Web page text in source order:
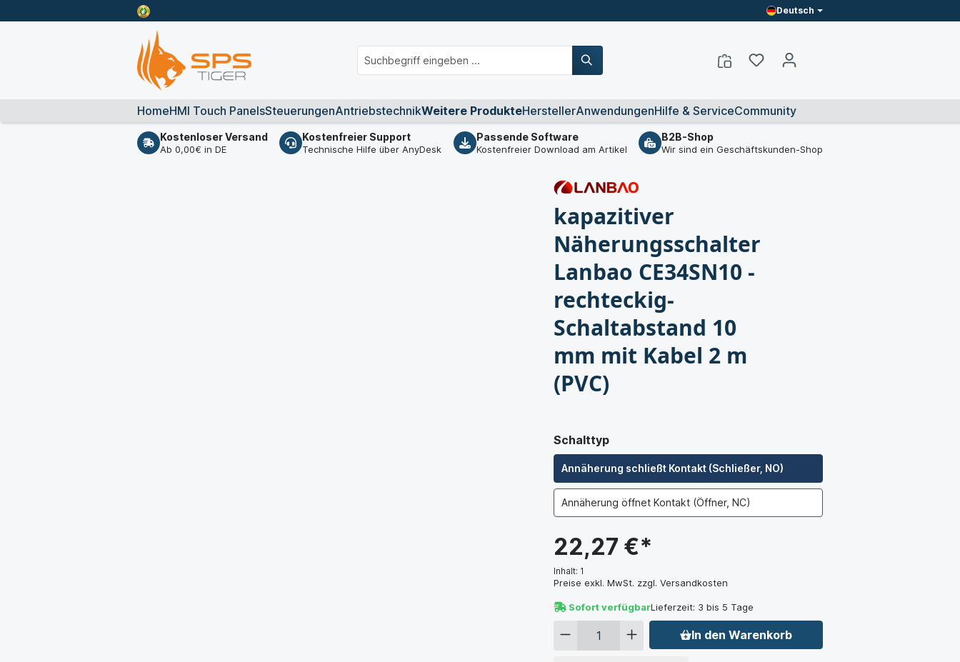
Deutsch
HomeHMI Touch PanelsSteuerungenAntriebstechnikWeitere ProdukteHerstellerAnwendungenHilfe & ServiceCommunity
Kostenloser Versand
Ab 0,00€ in DE
Kostenfreier Support
Technische Hilfe über AnyDesk
Passende Software
Kostenfreier Download am Artikel
B2B-Shop
Wir sind ein Geschäftskunden-Shop
kapazitiver
Näherungsschalter
Lanbao CE34SN10 -
rechteckig-
Schaltabstand 10
mm mit Kabel 2 m
(PVC)
22,27 €*
Inhalt: 1
Preise exkl. MwSt. zzgl. Versandkosten
Sofort verfügbarLieferzeit: 3 bis 5 Tage
Schalttyp
Annäherung schließt Kontakt (Schließer, NO)
Annäherung öffnet Kontakt (Öffner, NC)
In den Warenkorb